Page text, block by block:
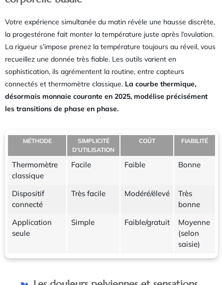
Votre expérience simultanée du matin révèle une hausse discrète,
la progestérone fait monter la température juste après l’ovulation.
La rigueur s’impose prenez la température toujours au réveil, vous
recueillez une donnée très fiable. Les outils varient en
sophistication, ils agrémentent la routine, entre capteurs
connectés et thermomètre classique. La courbe thermique,
désormais monnaie courante en 2025, modélise précisément
les transitions de phase en phase.
MÉTHODE
SIMPLICITÉ
D’UTILISATION
COÛT FIABILITÉ
Thermomètre
classique
Facile Faible Bonne
Dispositif
connecté
Très facile Modéré/élevé
Très
bonne
Application
seule
Simple Faible/gratuit
Moyenne
(selon
saisie)